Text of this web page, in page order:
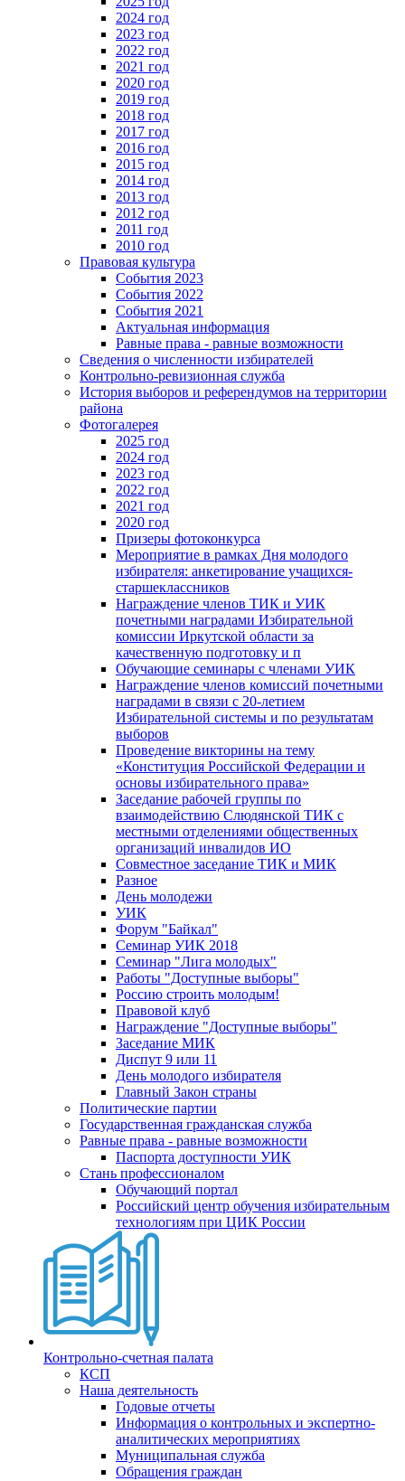
2024 год
2023 год
2022 год
2021 год
2020 год
2019 год
2018 год
2017 год
2016 год
2015 год
2014 год
2013 год
2012 год
2011 год
2010 год
Правовая культура
События 2023
События 2022
События 2021
Актуальная информация
Равные права - равные возможности
Сведения о численности избирателей
Контрольно-ревизионная служба
История выборов и референдумов на территории
района
Фотогалерея
2025 год
2024 год
2023 год
2022 год
2021 год
2020 год
Призеры фотоконкурса
Мероприятие в рамках Дня молодого
избирателя: анкетирование учащихся-
старшеклассников
Награждение членов ТИК и УИК
почетными наградами Избирательной
комиссии Иркутской области за
качественную подготовку и п
Обучающие семинары с членами УИК
Награждение членов комиссий почетными
наградами в связи с 20-летием
Избирательной системы и по результатам
выборов
Проведение викторины на тему
«Конституция Российской Федерации и
основы избирательного права»
Заседание рабочей группы по
взаимодействию Слюдянской ТИК с
местными отделениями общественных
организаций инвалидов ИО
Совместное заседание ТИК и МИК
Разное
День молодежи
УИК
Форум "Байкал"
Семинар УИК 2018
Семинар "Лига молодых"
Работы "Доступные выборы"
Россию строить молодым!
Правовой клуб
Награждение "Доступные выборы"
Заседание МИК
Диспут 9 или 11
День молодого избирателя
Главный Закон страны
Политические партии
Государственная гражданская служба
Равные права - равные возможности
Паспорта доступности УИК
Стань профессионалом
Обучающий портал
Российский центр обучения избирательным
технологиям при ЦИК России
Контрольно-счетная палата
КСП
Наша деятельность
Годовые отчеты
Информация о контрольных и экспертно-
аналитических мероприятиях
Муниципальная служба
Обращения граждан